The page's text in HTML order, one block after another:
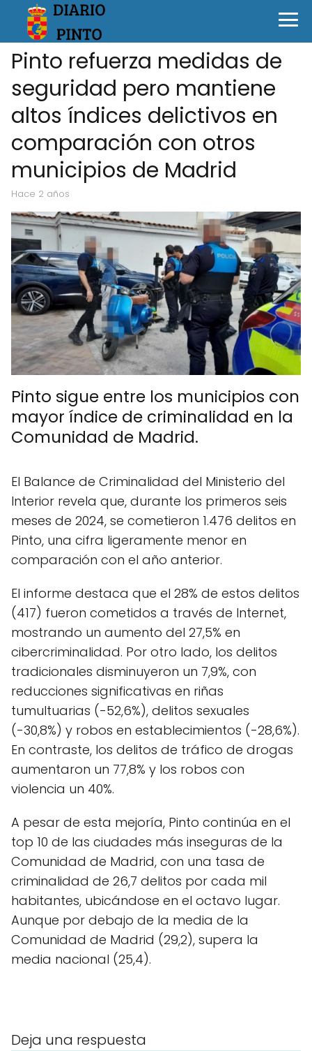
Pinto refuerza medidas de
seguridad pero mantiene
altos índices delictivos en
comparación con otros
municipios de Madrid
hace 2 años
Pinto sigue entre los municipios con
mayor índice de criminalidad en la
Comunidad de Madrid.
El Balance de Criminalidad del Ministerio del
Interior revela que, durante los primeros seis
meses de 2024, se cometieron 1.476 delitos en
Pinto, una cifra ligeramente menor en
comparación con el año anterior.
El informe destaca que el 28% de estos delitos
(417) fueron cometidos a través de Internet,
mostrando un aumento del 27,5% en
cibercriminalidad. Por otro lado, los delitos
tradicionales disminuyeron un 7,9%, con
reducciones significativas en riñas
tumultuarias (-52,6%), delitos sexuales
(-30,8%) y robos en establecimientos (-28,6%).
En contraste, los delitos de tráfico de drogas
aumentaron un 77,8% y los robos con
violencia un 40%.
A pesar de esta mejoría, Pinto continúa en el
top 10 de las ciudades más inseguras de la
Comunidad de Madrid, con una tasa de
criminalidad de 26,7 delitos por cada mil
habitantes, ubicándose en el octavo lugar.
Aunque por debajo de la media de la
Comunidad de Madrid (29,2), supera la
media nacional (25,4).
Deja una respuesta